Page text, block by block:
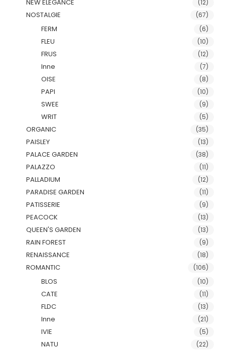
NEW ELEGANCE (12)
NOSTALGIE (67)
FERM (6)
FLEU (10)
FRUS (12)
Inne (7)
OISE (8)
PAPI (10)
SWEE (9)
WRIT (5)
ORGANIC (35)
PAISLEY (13)
PALACE GARDEN (38)
PALAZZO (11)
PALLADIUM (12)
PARADISE GARDEN (11)
PATISSERIE (9)
PEACOCK (13)
QUEEN'S GARDEN (13)
RAIN FOREST (9)
RENAISSANCE (18)
ROMANTIC (106)
BLOS (10)
CATE (11)
FLDC (13)
Inne (21)
IVIE (5)
NATU (22)